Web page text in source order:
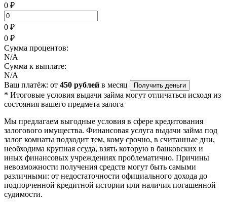
0 ₽
0 ₽
0 ₽
Сумма процентов:
N/A
Сумма к выплате:
N/A
Ваш платёж: от 450 рублей в месяц Получить деньги
* Итоговые условия выдачи займа могут отличаться исходя из
состояния вашего предмета залога
Мы предлагаем выгодные условия в сфере кредитования
залогового имущества. Финансовая услуга выдачи займа под
залог комнаты подходит тем, кому срочно, в считанные дни,
необходима крупная ссуда, взять которую в банковских и
иных финансовых учреждениях проблематично. Причины
невозможности получения средств могут быть самыми
различными: от недостаточности официального дохода до
подпорченной кредитной истории или наличия погашенной
судимости.